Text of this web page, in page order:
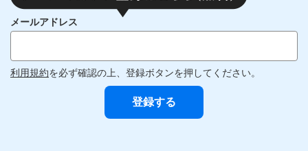
メールアドレス
利用規約を必ず確認の上、登録ボタンを押してください。